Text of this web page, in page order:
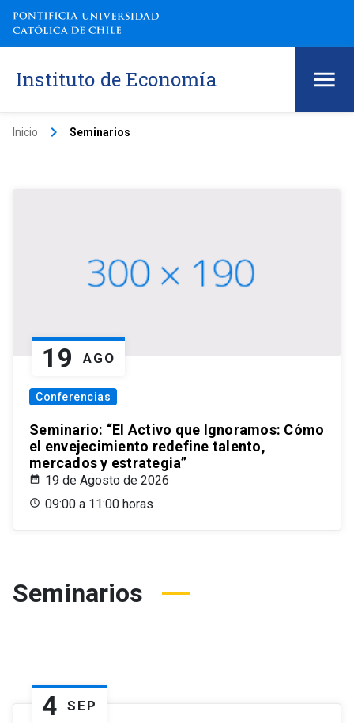
Instituto de Economía
Inicio keyboard_arrow_right Seminarios
19 AGO
Conferencias
Seminario: “El Activo que Ignoramos: Cómo
el envejecimiento redefine talento,
mercados y estrategia”
19 de Agosto de 2026
09:00 a 11:00 horas
Seminarios
4 SEP